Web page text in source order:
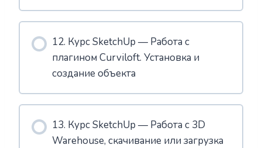
12. Курс SketchUp — Работа с
плагином Curviloft. Установка и
создание объекта
13. Курс SketchUp — Работа с 3D
Warehouse, скачивание или загрузка